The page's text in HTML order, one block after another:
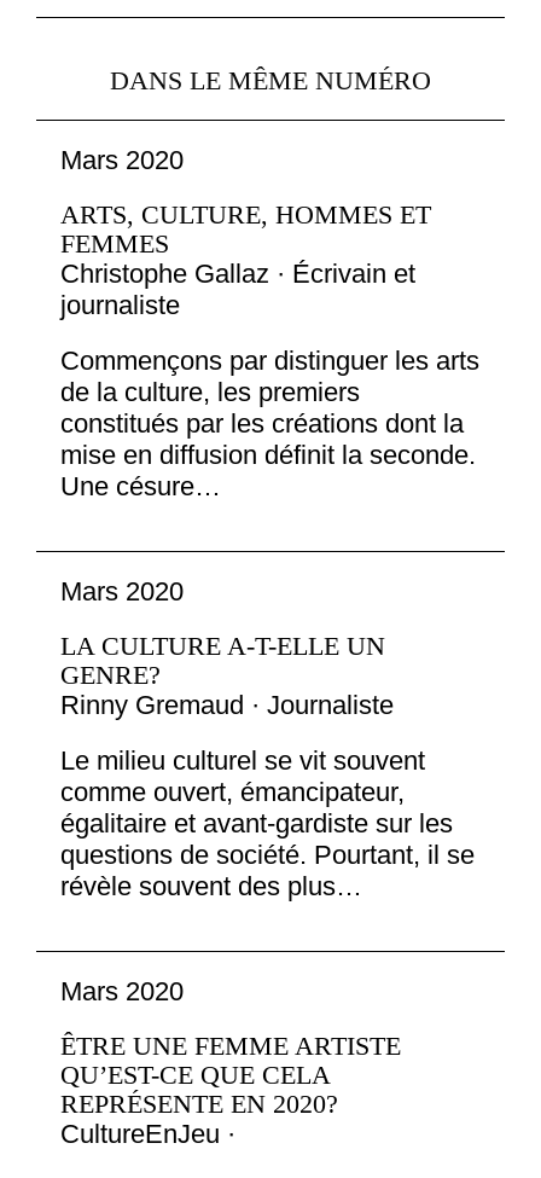
DANS LE MÊME NUMÉRO
Mars 2020
ARTS, CULTURE, HOMMES ET
FEMMES
Christophe Gallaz · Écrivain et
journaliste
Commençons par distinguer les arts
de la culture, les premiers
constitués par les créations dont la
mise en diffusion définit la seconde.
Une césure…
Mars 2020
LA CULTURE A-T-ELLE UN
GENRE?
Rinny Gremaud · Journaliste
Le milieu culturel se vit souvent
comme ouvert, émancipateur,
égalitaire et avant-gardiste sur les
questions de société. Pourtant, il se
révèle souvent des plus…
Mars 2020
ÊTRE UNE FEMME ARTISTE
QU’EST-CE QUE CELA
REPRÉSENTE EN 2020?
CultureEnJeu ·